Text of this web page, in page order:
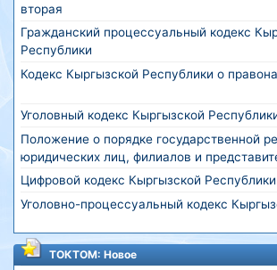
вторая
Гражданский процессуальный кодекс
Республики
Кодекс Кыргызской Республики о
Уголовный кодекс Кыргызской
Положение о порядке государственной
юридических лиц, филиалов и
Цифровой кодекс Кыргызской Республики
Уголовно-процессуальный кодекс
ТОКТОМ: Новое